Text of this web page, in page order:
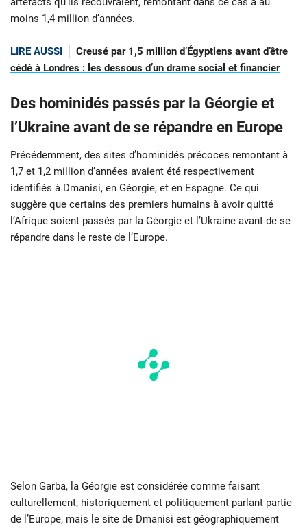
moins 1,4 million d’années.
LIRE AUSSI
Creusé par 1,5 million d’Égyptiens avant d’être
cédé à Londres : les dessous d’un drame social et financier
Des hominidés passés par la Géorgie et
l’Ukraine avant de se répandre en Europe
Précédemment, des sites d’hominidés précoces remontant à
1,7 et 1,2 million d’années avaient été respectivement
identifiés à Dmanisi, en Géorgie, et en Espagne. Ce qui
suggère que certains des premiers humains à avoir quitté
l’Afrique soient passés par la Géorgie et l’Ukraine avant de se
répandre dans le reste de l’Europe.
Selon Garba, la Géorgie est considérée comme faisant
culturellement, historiquement et politiquement parlant partie
de l’Europe, mais le site de Dmanisi est géographiquement